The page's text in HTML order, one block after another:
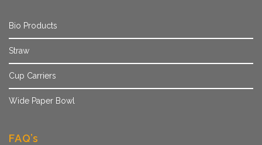
Bio Products
Straw
Cup Carriers
Wide Paper Bowl
FAQ’s